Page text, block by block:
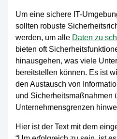
Um eine sichere IT-
sollten robuste
werden, um alle Daten zu
bieten oft
hinausgehen, was viele
bereitstellen können. Es ist
den Austausch von
und Sicherheitsmaßnahmen
Unternehmensgrenzen
Hier ist der Text mit dem